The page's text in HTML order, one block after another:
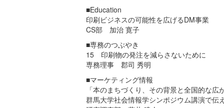
■Education
印刷ビジネスの可能性を広げるDM事業
CS部 加治 寛子
■専務のつぶやき
15 印刷物の発注を減らさないために
専務理事 郡司 秀明
■マーケティング情報
「本のまちづくり、その背景と全国的な広
群馬大学社会情報学シンポジウム講演で伝